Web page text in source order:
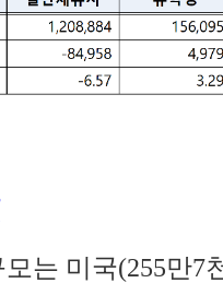
는 미국(255만7